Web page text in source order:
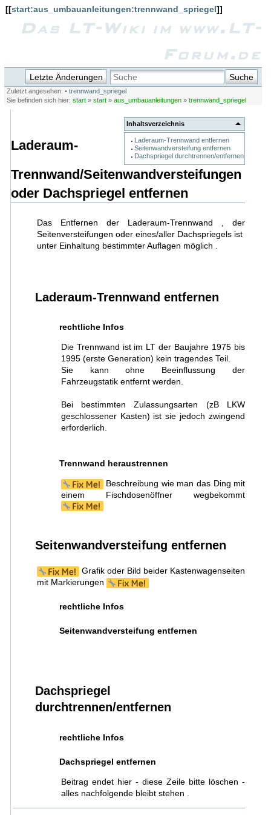
[[start:aus_umbauanleitungen:trennwand_spriegel]]
Das LT-Wiki im www.LT-
Forum.de
Letzte Änderungen Suche
Zuletzt angesehen: • trennwand_spriegel
Sie befinden sich hier:start »start »aus_umbauanleitungen »trennwand_spriegel
Inhaltsverzeichnis
Laderaum-Trennwand entfernen
Seitenwandversteifung entfernen
Dachspriegel durchtrennen/entfernen
Laderaum-
Trennwand/Seitenwandversteifungen
oder Dachspriegel entfernen
Das Entfernen der Laderaum-Trennwand , der
Seitenversteifungen oder eines/aller Dachspriegels ist
unter Einhaltung bestimmter Auflagen möglich .
Laderaum-Trennwand entfernen
rechtliche Infos
Die Trennwand ist im LT der Baujahre 1975 bis
1995 (erste Generation) kein tragendes Teil.
Sie kann ohne Beeinflussung der
Fahrzeugstatik entfernt werden.
Bei bestimmten Zulassungsarten (zB LKW
geschlossener Kasten) ist sie jedoch zwingend
erforderlich.
Trennwand heraustrennen
Beschreibung wie man das Ding mit
einem Fischdosenöffner wegbekommt
Seitenwandversteifung entfernen
Grafik oder Bild beider Kastenwagenseiten
mit Markierungen
rechtliche Infos
Seitenwandversteifung entfernen
Dachspriegel
durchtrennen/entfernen
rechtliche Infos
Dachspriegel entfernen
Beitrag endet hier - diese Zeile bitte löschen -
alles nachfolgende bleibt stehen .